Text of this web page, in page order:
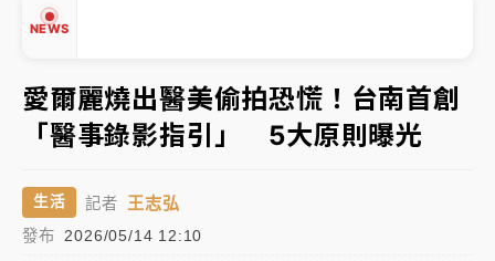
NEWS
中信慈善基金會想增加董事人數！辜仲諒向法院聲請遭
駁 理由曝光
故宮《龍藏經》特展第2檔！今線上預約開賣一度塞車
周六起展出延長至晚上7時
台東農業處長涉圖利渡假村！東檢抗告成功 今重開羈
父親節泡湯了！中颱白海豚雨彈轟3天 「紅到發紫」降
雨熱區曝
愛爾麗燒出醫美偷拍恐慌！台南首創
「醫事錄影指引」 5大原則曝光
生活 記者 王志弘
發布 2026/05/14 12:10